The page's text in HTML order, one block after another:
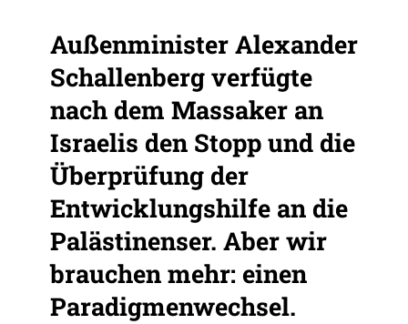
Außenminister Alexander
Schallenberg verfügte
nach dem Massaker an
Israelis den Stopp und die
Überprüfung der
Entwicklungshilfe an die
Palästinenser. Aber wir
brauchen mehr: einen
Paradigmenwechsel.